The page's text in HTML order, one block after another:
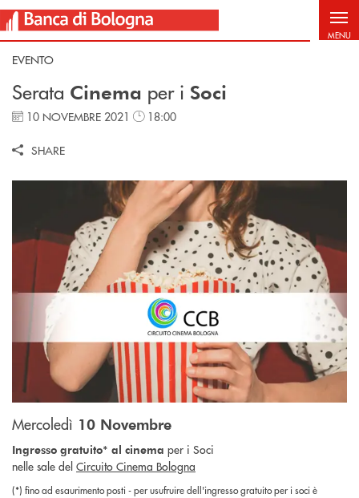
Salta al contenuto principale
MENU
EVENTO
Serata Cinema per i Soci
10 NOVEMBRE 2021 18:00
SHARE
Mercoledì 10 Novembre
Ingresso gratuito* al cinema per i Soci
nelle sale del Circuito Cinema Bologna
(*) fino ad esaurimento posti - per usufruire dell'ingresso gratuito per i soci è